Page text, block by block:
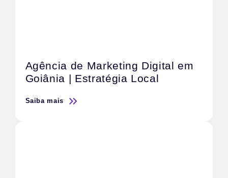
Agência de Marketing Digital em
Goiânia | Estratégia Local
Saiba mais